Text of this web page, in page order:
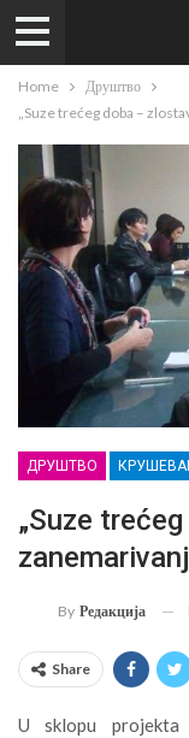
Home
Друштво
„Suze trećeg doba –
ДРУШТВО
„Suze
By Редакција
Share
U sklopu